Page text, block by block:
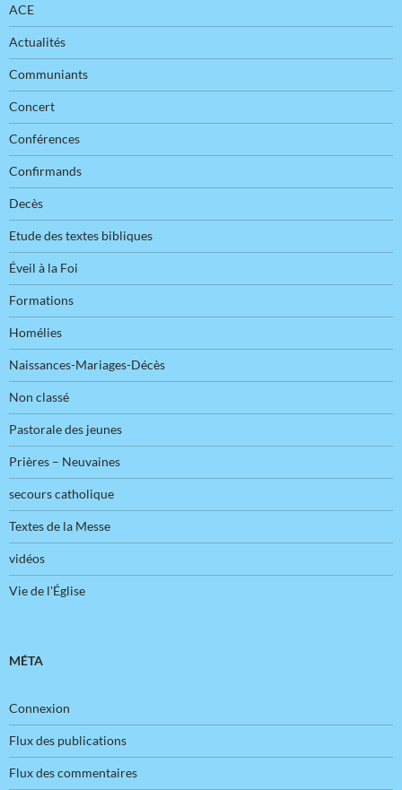
ACE
Actualités
Communiants
Concert
Conférences
Confirmands
Decès
Etude des textes bibliques
Éveil à la Foi
Formations
Homélies
Naissances-Mariages-Décès
Non classé
Pastorale des jeunes
Prières – Neuvaines
secours catholique
Textes de la Messe
vidéos
Vie de l'Église
MÉTA
Connexion
Flux des publications
Flux des commentaires